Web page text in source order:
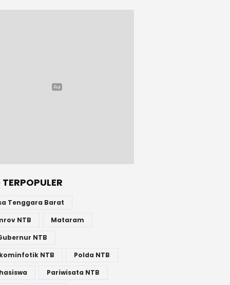
Tenggara Barat
NTB
Mataram
NTB
NTB
Polda NTB
Pariwisata NTB